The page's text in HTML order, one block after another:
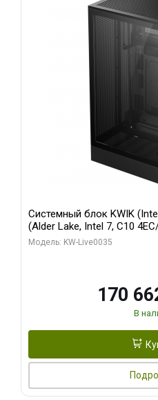
Системный блок KWIK
(Alder Lake, Intel 7, C10
Sinotex GTX1650 4GB 128bit
Модель: KW-Live0035
170
В